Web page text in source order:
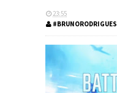
23:55
#BRUNORODRIGUES